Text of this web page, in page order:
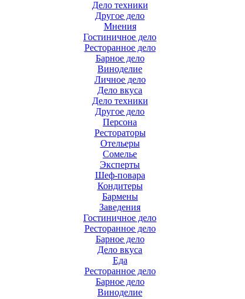
Дело техники
Другое дело
Мнения
Гостиничное дело
Ресторанное дело
Барное дело
Виноделие
Личное дело
Дело вкуса
Дело техники
Другое дело
Персона
Рестораторы
Отельеры
Сомелье
Эксперты
Шеф-повара
Кондитеры
Бармены
Заведения
Гостиничное дело
Ресторанное дело
Барное дело
Дело вкуса
Еда
Ресторанное дело
Барное дело
Виноделие